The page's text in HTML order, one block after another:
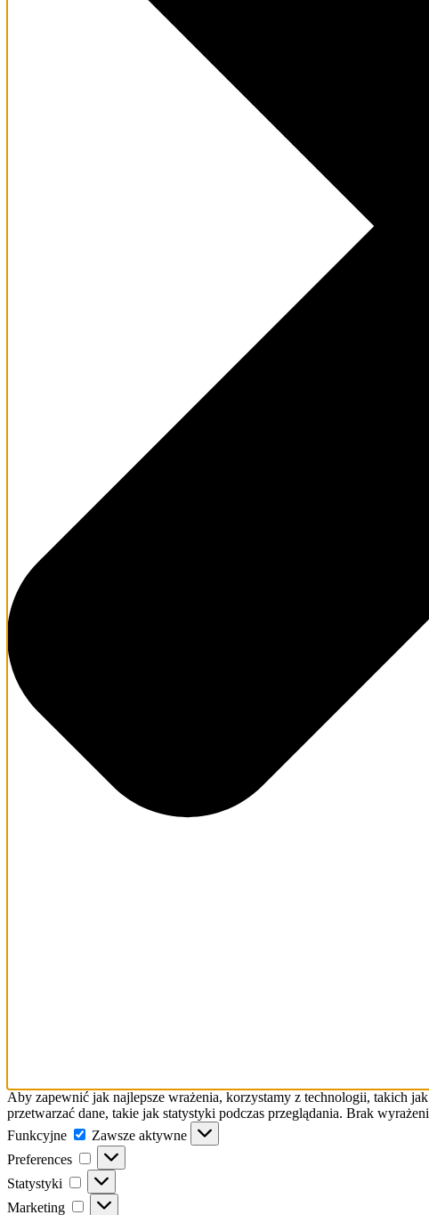
Aby zapewnić jak najlepsze wrażenia, korzystamy z technologii, takich
przetwarzać dane, takie jak statystyki podczas przeglądania. Brak
Funkcyjne
Funkcyjne
Zawsze aktywne
Preferences
Preferences
Statystyki Statystyki
Marketing Marketing